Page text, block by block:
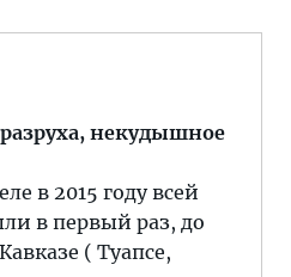
некудышное
в 2015 году всей
в первый раз, до
( Туапсе,